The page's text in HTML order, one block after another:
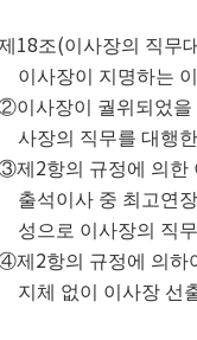
18조(이사장의 직무
이사장이 지명하는
이사장이 궐위되었을
사장의 직무를 대행
제 2항의 규정에 의한
출석이사 중 최고연
성으로 이사장의 직
제 2항의 규정에 의하
지체 없이 이사장 선